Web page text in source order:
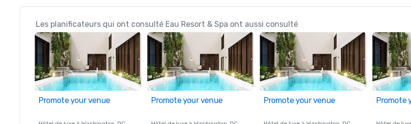
Les planificateurs qui ont consulté Eau Resort & Spa ont aussi consulté
Promote your venue Promote your venue Promote your venue Promote